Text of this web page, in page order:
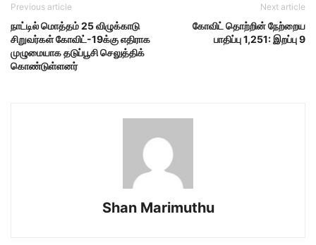
Previous article
நாட்டில் மொத்தம் 25 விழுக்காடு
சிறுவர்கள் கோவிட்-19க்கு எதிராக
முழுமையாக தடுப்பூசி செலுத்திக்
கொண்டுள்ளனர்
Next article
கோவிட் தொற்றின் நேற்றைய
பாதிப்பு 1,251: இறப்பு 9
Shan Marimuthu